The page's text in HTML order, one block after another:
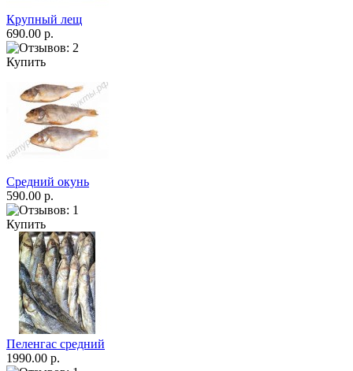
Крупный лещ
690.00 р.
Купить
Средний окунь
590.00 р.
Купить
Пеленгас средний
1990.00 р.